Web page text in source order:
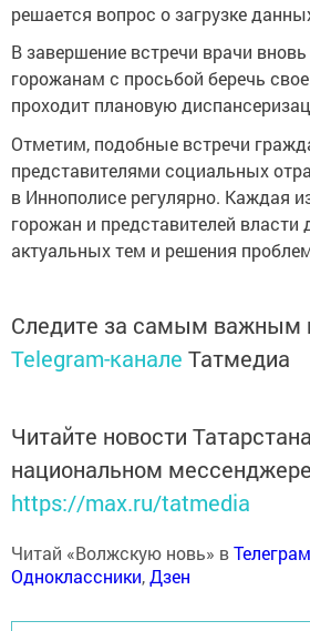
решается вопрос о загрузке
В завершение встречи врачи
горожанам с просьбой беречь
проходит плановую
Отметим, подобные встречи
представителями социальных
в Иннополисе регулярно. Каждая
горожан и представителей власти
актуальных тем и решения
Следите за самым важным
Telegram-канале Татмедиа
Читайте новости
национальном
https://max.ru/tatmedia
Читай «Волжскую новь» вТелеграм
Одноклассники,Дзен